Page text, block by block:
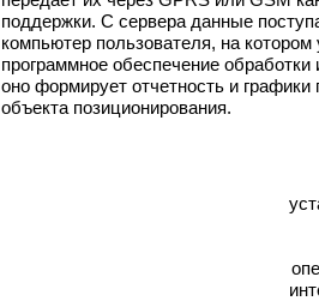
поддержки. С сервера данные
компьютер пользователя, на котором
программное обеспечение
оно формирует отчетность и графики
объекта позиционирования.